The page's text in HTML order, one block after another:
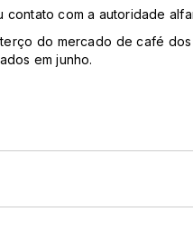
com a autoridade
do mercado de café
em junho.